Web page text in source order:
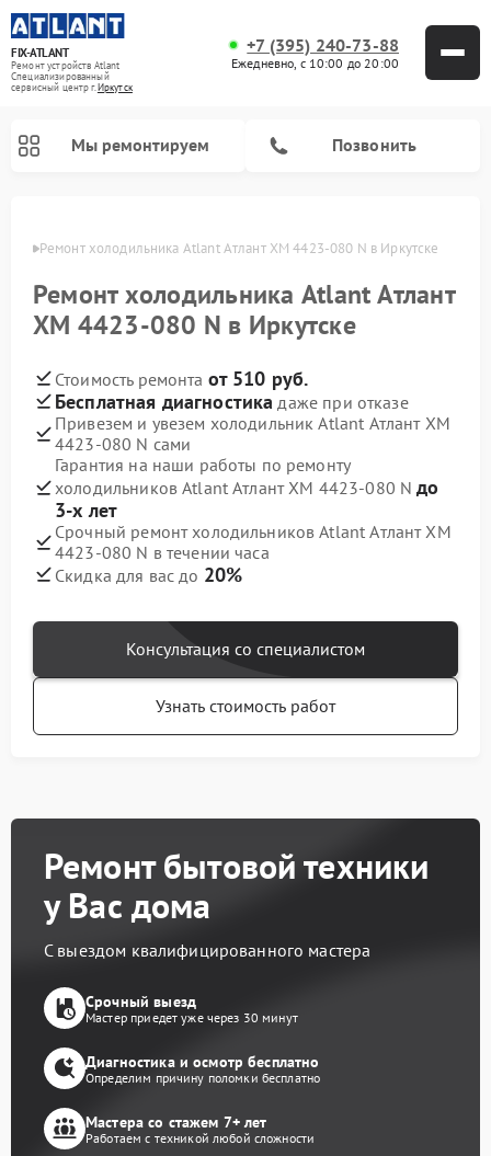
FIX-ATLANT
Ремонт устройств Atlant
Специализированный
cервисный центр г.Иркутск
+7 (395) 240-73-88
Ежедневно, с 10:00 до 20:00
Мы ремонтируем Позвонить
Ремонт холодильника Atlant Атлант ХМ 4423-080 N в Иркутске
Ремонт холодильника Atlant Атлант
ХМ 4423-080 N в Иркутске
Стоимость ремонта от 510 руб.
Бесплатная диагностика даже при отказе
Привезем и увезем холодильник Atlant Атлант ХМ
4423-080 N сами
Гарантия на наши работы по ремонту
холодильников Atlant Атлант ХМ 4423-080 Nдо
3-х лет
Срочный ремонт холодильников Atlant Атлант ХМ
4423-080 N в течении часа
Скидка для вас до 20%
Консультация со специалистом
Узнать стоимость работ
Ремонт бытовой техники
у Вас дома
С выездом квалифицированного мастера
Срочный выезд
Мастер приедет уже через 30 минут
Диагностика и осмотр бесплатно
Определим причину поломки бесплатно
Мастера со стажем 7+ лет
Работаем с техникой любой сложности